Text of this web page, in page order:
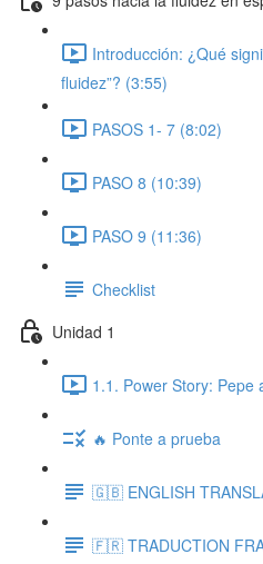
Introducción: ¿Qué
fluidez”? (3:55)
PASOS 1- 7 (8:02)
PASO 8 (10:39)
PASO 9 (11:36)
Checklist
Unidad 1
1.1. Power Story: Pepe
🔥 Ponte a prueba
🇬🇧 ENGLISH
🇫🇷 TRADUCTION